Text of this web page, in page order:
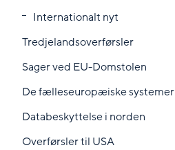
Internationalt nyt
Tredjelandsoverførsler
Sager ved EU-Domstolen
De fælleseuropæiske systemer
Databeskyttelse i norden
Overførsler til USA